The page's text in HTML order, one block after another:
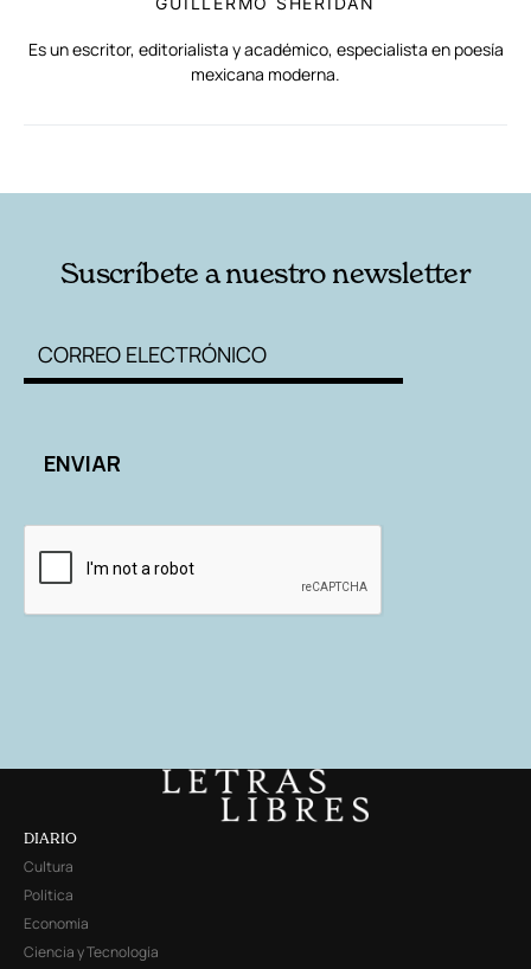
Es un escritor, editorialista y académico, especialista en poesía
mexicana moderna.
Suscríbete a nuestro newsletter
DIARIO
Cultura
Política
Economía
Ciencia y Tecnología